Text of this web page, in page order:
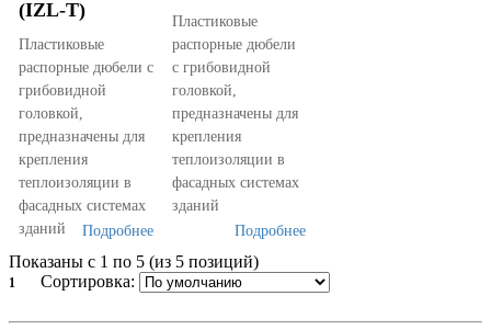
(IZL-T)
Пластиковые
распорные дюбели с
грибовидной
головкой,
предназначены для
крепления
теплоизоляции в
фасадных системах
зданий
Подробнее
Пластиковые
распорные дюбели
с грибовидной
головкой,
предназначены для
крепления
теплоизоляции в
фасадных системах
зданий
Подробнее
Показаны с 1 по 5 (из 5 позиций)
1 Сортировка: